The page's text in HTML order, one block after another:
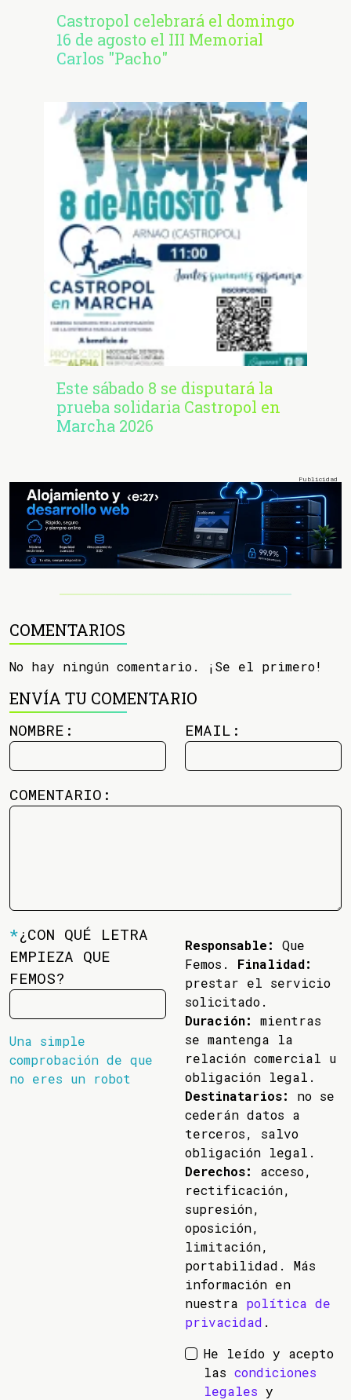
Castropol celebrará el domingo
16 de agosto el III Memorial
Carlos "Pacho"
Este sábado 8 se disputará la
prueba solidaria Castropol en
Marcha 2026
COMENTARIOS
No hay ningún comentario. ¡Se el primero!
ENVÍA TU COMENTARIO
NOMBRE: EMAIL:
COMENTARIO:
*¿CON QUÉ LETRA
EMPIEZA QUE
FEMOS?
Una simple
comprobación de que
no eres un robot
Responsable:
Que
Femos. Finalidad:
prestar el servicio
solicitado.
Duración:
mientras
se mantenga la
relación comercial u
obligación legal.
Destinatarios:
no se
cederán datos a
terceros, salvo
obligación legal.
Derechos:
acceso,
rectificación,
supresión,
oposición,
limitación,
portabilidad. Más
información en
nuestra política de
privacidad .
He leído y acepto
las condiciones
legales y